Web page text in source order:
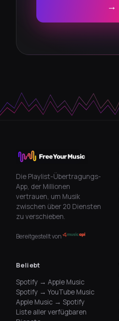
→
Die Playlist-Übertragungs-
App, der Millionen
vertrauen, um Musik
zwischen über 20 Diensten
zu verschieben.
Bereitgestellt von
Beliebt
Spotify → Apple Music
Spotify → YouTube Music
Apple Music → Spotify
Liste aller verfügbaren